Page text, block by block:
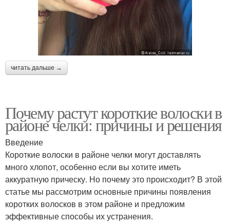
читать дальше →
Почему растут короткие волоски в
районе челки: причины и решения
Введение
Короткие волоски в районе челки могут доставлять
много хлопот, особенно если вы хотите иметь
аккуратную прическу. Но почему это происходит? В этой
статье мы рассмотрим основные причины появления
коротких волосков в этом районе и предложим
эффективные способы их устранения.